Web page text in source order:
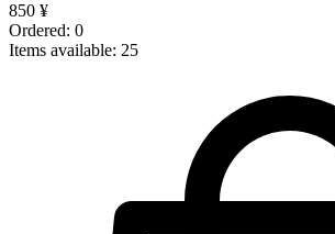
850 ¥
Ordered: 0
Items available: 25